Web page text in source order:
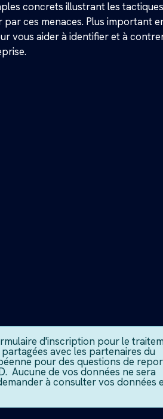
concrets illustrant les tactiques
ces menaces. Plus important
vous aider à identifier et à
d'inscription pour le
avec les partenaires du
pour des questions de
Aucune de vos données ne sera
à consulter vos données